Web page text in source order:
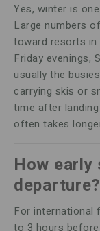
Yes, winter is
Large numbers
toward resorts in
Friday evenings,
usually the
carrying skis or
time after
often takes
How
departure?
For international
to 3 hours